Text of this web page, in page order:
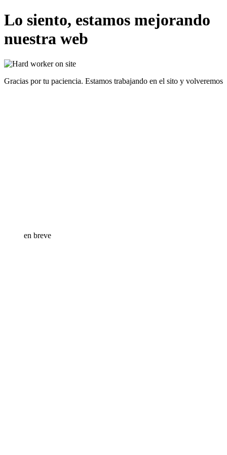
Lo siento, estamos mejorando
nuestra web
Gracias por tu paciencia. Estamos trabajando en el sito y volveremos
en breve